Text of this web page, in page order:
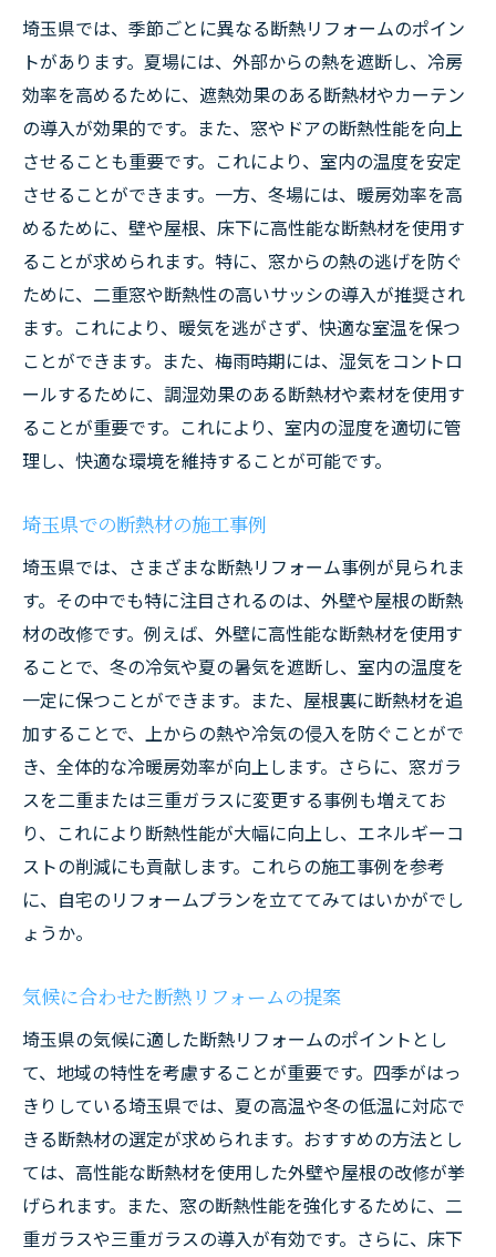
埼玉県では、季節ごとに異なる断熱リフォームのポイン
トがあります。夏場には、外部からの熱を遮断し、冷房
効率を高めるために、遮熱効果のある断熱材やカーテン
の導入が効果的です。また、窓やドアの断熱性能を向上
させることも重要です。これにより、室内の温度を安定
させることができます。一方、冬場には、暖房効率を高
めるために、壁や屋根、床下に高性能な断熱材を使用す
ることが求められます。特に、窓からの熱の逃げを防ぐ
ために、二重窓や断熱性の高いサッシの導入が推奨され
ます。これにより、暖気を逃がさず、快適な室温を保つ
ことができます。また、梅雨時期には、湿気をコントロ
ールするために、調湿効果のある断熱材や素材を使用す
ることが重要です。これにより、室内の湿度を適切に管
理し、快適な環境を維持することが可能です。
埼玉県での断熱材の施工事例
埼玉県では、さまざまな断熱リフォーム事例が見られま
す。その中でも特に注目されるのは、外壁や屋根の断熱
材の改修です。例えば、外壁に高性能な断熱材を使用す
ることで、冬の冷気や夏の暑気を遮断し、室内の温度を
一定に保つことができます。また、屋根裏に断熱材を追
加することで、上からの熱や冷気の侵入を防ぐことがで
き、全体的な冷暖房効率が向上します。さらに、窓ガラ
スを二重または三重ガラスに変更する事例も増えてお
り、これにより断熱性能が大幅に向上し、エネルギーコ
ストの削減にも貢献します。これらの施工事例を参考
に、自宅のリフォームプランを立ててみてはいかがでし
ょうか。
気候に合わせた断熱リフォームの提案
埼玉県の気候に適した断熱リフォームのポイントとし
て、地域の特性を考慮することが重要です。四季がはっ
きりしている埼玉県では、夏の高温や冬の低温に対応で
きる断熱材の選定が求められます。おすすめの方法とし
ては、高性能な断熱材を使用した外壁や屋根の改修が挙
げられます。また、窓の断熱性能を強化するために、二
重ガラスや三重ガラスの導入が有効です。さらに、床下